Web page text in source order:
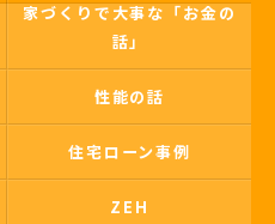
家づくりで大事な「お金の
話」
性能の話
住宅ローン事例
ZEH